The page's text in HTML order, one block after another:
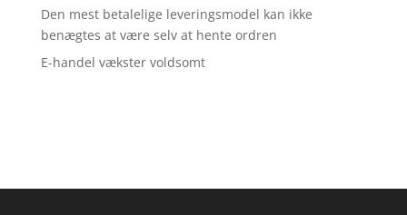
Den mest betalelige leveringsmodel kan ikke
benægtes at være selv at hente ordren
E-handel vækster voldsomt